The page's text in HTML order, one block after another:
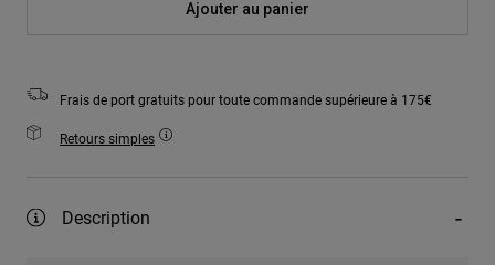
Ajouter au panier
Frais de port gratuits pour toute commande supérieure à 175€
Retours simples
Description